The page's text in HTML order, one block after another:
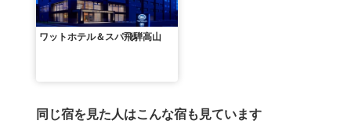
ワットホテル＆スパ飛騨高山
同じ宿を見た人はこんな宿も見ています